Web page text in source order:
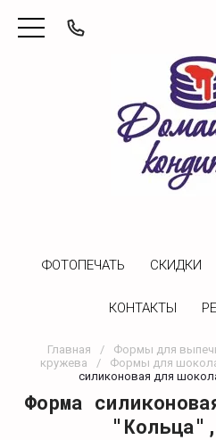
ФОТОПЕЧАТЬ CКИДКИ
КОНТАКТЫ
Главная /
Формы для
кружева
/ Формы для
силиконовая для
Форма